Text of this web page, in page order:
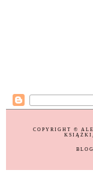
COPYRIGHT ©